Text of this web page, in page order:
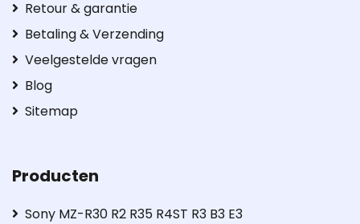
Retour & garantie
Betaling & Verzending
Veelgestelde vragen
Blog
Sitemap
Producten
Sony MZ-R30 R2 R35 R4ST R3 B3 E3